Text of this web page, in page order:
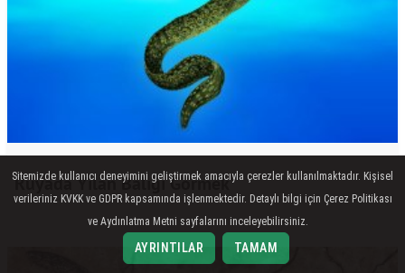
Rüyada Yılan Balığı Görmek
Sitemizde kullanıcı deneyimini geliştirmek amacıyla çerezler kullanılmaktadır. Kişisel
verileriniz KVKK ve GDPR kapsamında işlenmektedir. Detaylı bilgi için Çerez Politikası
ve Aydınlatma Metni sayfalarını inceleyebilirsiniz.
AYRINTILAR TAMAM